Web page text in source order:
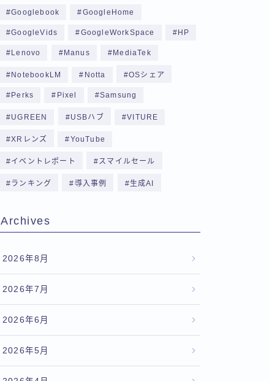
Googlebook GoogleHome
GoogleVids GoogleWorkSpace HP
Lenovo Manus MediaTek
NotebookLM Notta OSシェア
Perks Pixel Samsung
UGREEN USBハブ VITURE
XRレンズ YouTube
イベントレポート スマイルセール
ランキング 導入事例 生成AI
Archives
2026年8月
2026年7月
2026年6月
2026年5月